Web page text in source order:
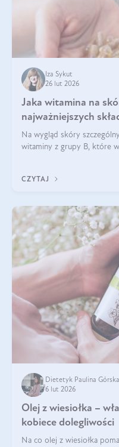
Iza Sykut
26 lut 2026
Jaka witamina na
najważniejszych
Na wygląd skóry
witaminy z grupy B, które
CZYTAJ
Dietetyk Paulina Górska
6 lut 2026
Olej z wiesiołka –
kobiece dolegliwości
Na co olej z wiesiołka